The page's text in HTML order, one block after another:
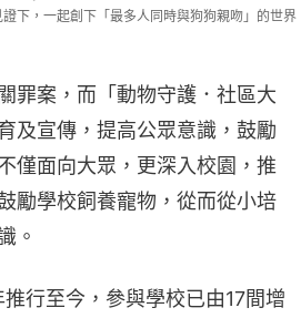
下，一起創下「最多人同時與狗狗親吻」的世界
罪案，而「動物守護．社區大
及宣傳，提高公眾意識，鼓勵
僅面向大眾，更深入校園，推
勵學校飼養寵物，從而從小培
。
推行至今，參與學校已由17間增